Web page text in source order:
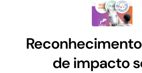
de impacto